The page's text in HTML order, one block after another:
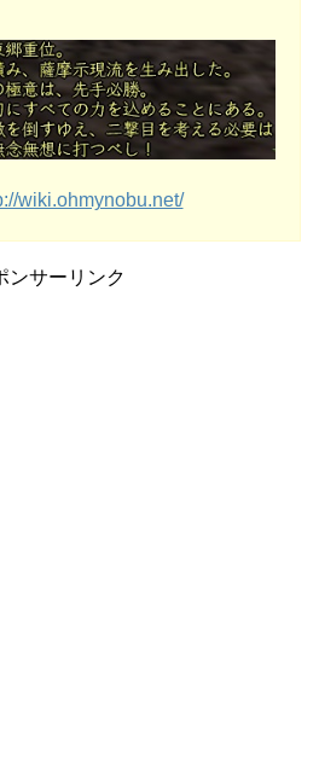
wiki.ohmynobu.net/
ンサーリンク